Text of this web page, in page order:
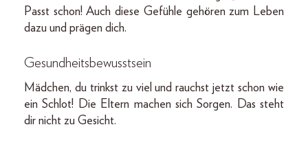
Passt schon! Auch diese Gefühle gehören zum Leben
dazu und prägen dich.
Gesundheitsbewusstsein
Mädchen, du trinkst zu viel und rauchst jetzt schon wie
ein Schlot! Die Eltern machen sich Sorgen. Das steht
dir nicht zu Gesicht.